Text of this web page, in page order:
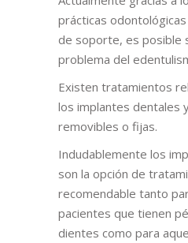
prácticas
de soporte, es posible
problema del
Existen tratamientos
los implantes dentales
removibles o fijas.
Indudablemente los
son la opción de
recomendable tanto
pacientes que tienen
dientes como para